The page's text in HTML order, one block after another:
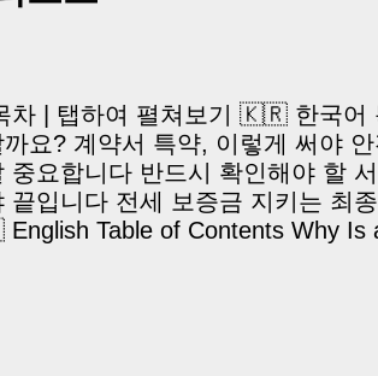
차 | 탭하여 펼쳐보기 🇰🇷 한국어
까요? 계약서 특약, 이렇게 써야
중요합니다 반드시 확인해야 할
끝입니다 전세 보증금 지키는 최
Table of Contents Why Is
Why You Must Recheck the